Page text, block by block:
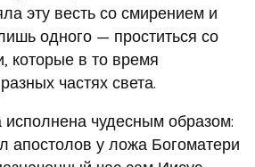
эту весть со смирением и
одного — проститься со
которые в то время
частях света.
чудесным образом:
апостолов у ложа Богоматери